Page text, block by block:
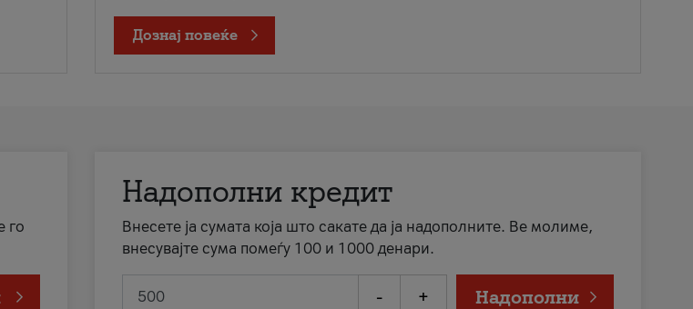
Дознај повеќе
го
Надополни кредит
Внесете ја сумата која што сакате да ја надополните. Ве молиме,
внесувајте сума помеѓу 100 и 1000 денари.
- + Надополни